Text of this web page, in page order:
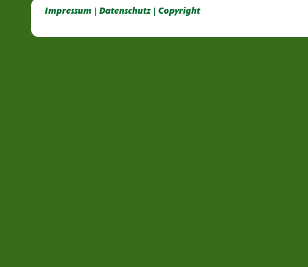
Impressum | Datenschutz | Copyright